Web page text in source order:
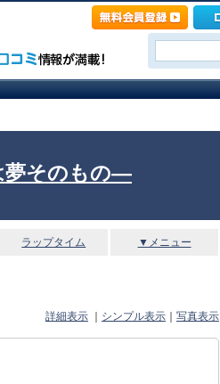
そのもの―
ラップタイム ▼メニュー
詳細表示 シンプル表示 写真表示